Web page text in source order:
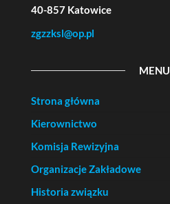
40-857 Katowice
zgzzksl@op.pl
MENU
Strona główna
Kierownictwo
Komisja Rewizyjna
Organizacje Zakładowe
Historia związku